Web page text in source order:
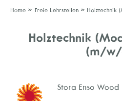
Home » Freie Lehrstellen » Holztechnik
Holztechnik
(m/
Stora Enso Wood